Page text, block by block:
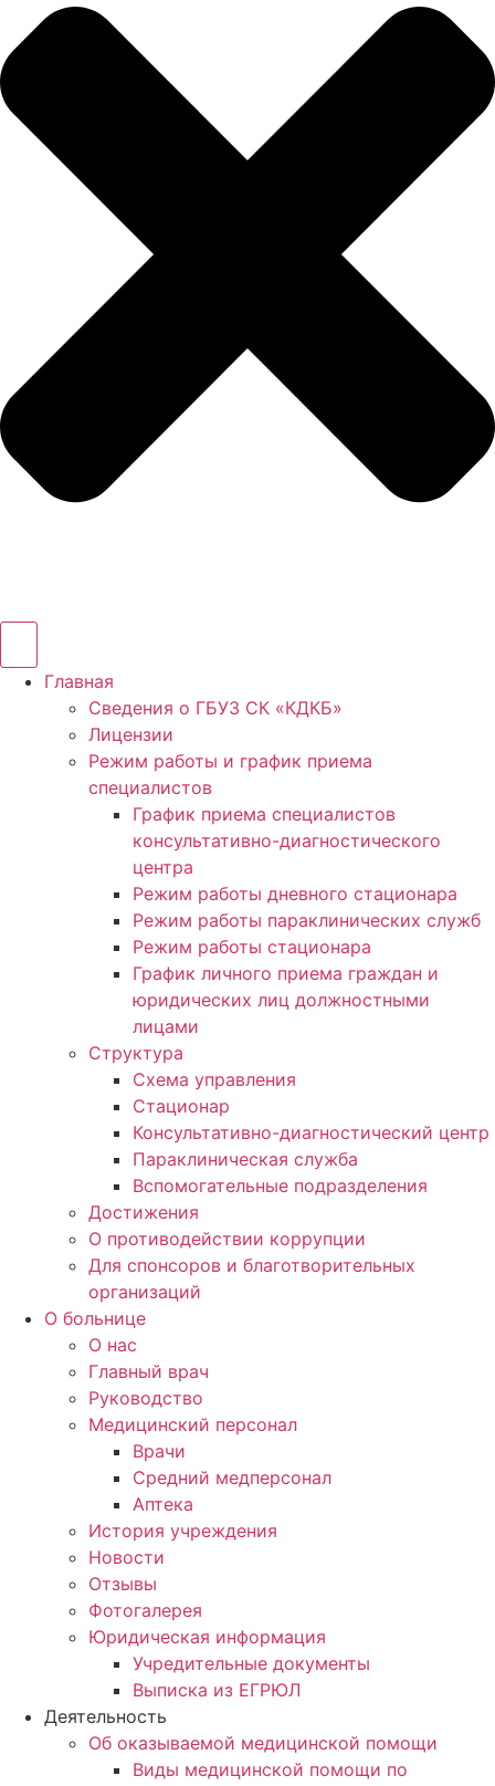
Главная
Сведения о ГБУЗ СК «КДКБ»
Лицензии
Режим работы и график приема
специалистов
График приема специалистов
консультативно-диагностического
центра
Режим работы дневного стационара
Режим работы параклинических служб
Режим работы стационара
График личного приема граждан и
юридических лиц должностными
лицами
Структура
Схема управления
Стационар
Консультативно-диагностический центр
Параклиническая служба
Вспомогательные подразделения
Достижения
О противодействии коррупции
Для спонсоров и благотворительных
организаций
О больнице
О нас
Главный врач
Руководство
Медицинский персонал
Врачи
Средний медперсонал
Аптека
История учреждения
Новости
Отзывы
Фотогалерея
Юридическая информация
Учредительные документы
Выписка из ЕГРЮЛ
Деятельность
Об оказываемой медицинской помощи
Виды медицинской помощи по